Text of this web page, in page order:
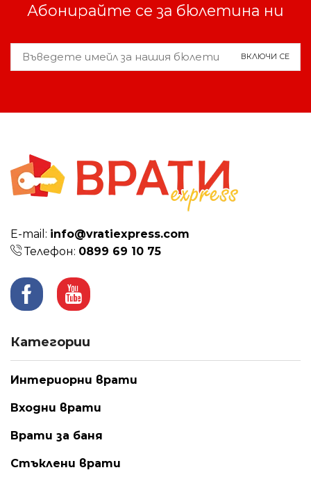
Абонирайте се за бюлетина ни
Е-mail: info@vratiexpress.com
Телефон: 0899 69 10 75
Facebook
Youtube
Категории
Интериорни врати
Входни врати
Врати за баня
Стъклени врати